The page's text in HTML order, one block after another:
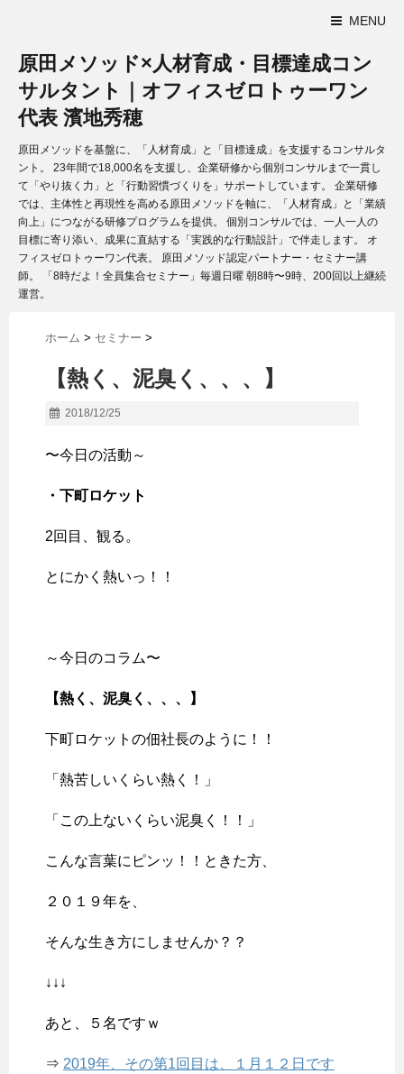
MENU
原田メソッド×人材育成・目標達成コン
サルタント｜オフィスゼロトゥーワン
代表 濱地秀穂
原田メソッドを基盤に、「人材育成」と「目標達成」を支援するコンサルタ
ント。 23年間で18,000名を支援し、企業研修から個別コンサルまで一貫し
て「やり抜く力」と「行動習慣づくりを」サポートしています。 企業研修
では、主体性と再現性を高める原田メソッドを軸に、「人材育成」と「業績
向上」につながる研修プログラムを提供。 個別コンサルでは、一人一人の
目標に寄り添い、成果に直結する「実践的な行動設計」で伴走します。 オ
フィスゼロトゥーワン代表。 原田メソッド認定パートナー・セミナー講
師。 「8時だよ！全員集合セミナー」毎週日曜 朝8時〜9時、200回以上継続
運営。
ホーム > セミナー >
【熱く、泥臭く、、、】
2018/12/25
〜今日の活動～
・下町ロケット
2回目、観る。
とにかく熱いっ！！
～今日のコラム〜
【熱く、泥臭く、、、】
下町ロケットの佃社長のように！！
「熱苦しいくらい熱く！」
「この上ないくらい泥臭く！！」
こんな言葉にピンッ！！ときた方、
２０１９年を、
そんな生き方にしませんか？？
↓↓↓
あと、５名ですｗ
⇒ 2019年、その第1回目は、１月１２日です